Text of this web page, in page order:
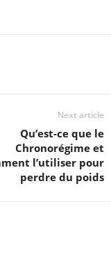
Next article
Qu’est-ce que le
Chronorégime et
l’utiliser pour
perdre du poids